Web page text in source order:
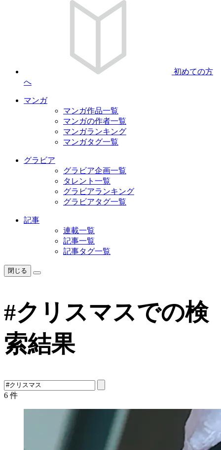
初めての方
へ
マンガ
マンガ作品一覧
マンガの作者一覧
マンガランキング
マンガタグ一覧
グラビア
グラビア企画一覧
タレント一覧
グラビアランキング
グラビアタグ一覧
記事
連載一覧
記事一覧
記事タグ一覧
閉じる
#クリスマスでの検
索結果
6 件